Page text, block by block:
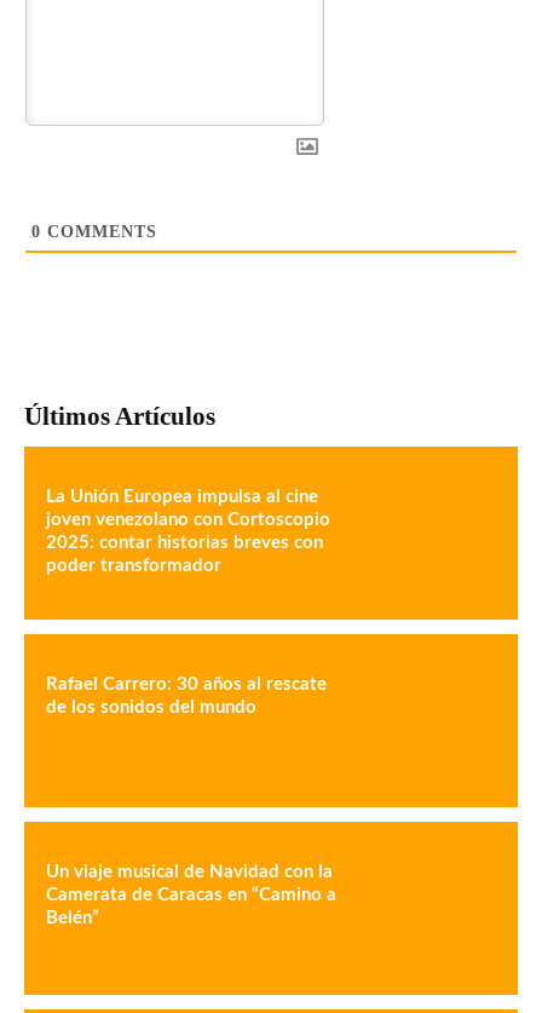
0 COMMENTS
Últimos Artículos
La Unión Europea impulsa al cine
joven venezolano con Cortoscopio
2025: contar historias breves con
poder transformador
Rafael Carrero: 30 años al rescate
de los sonidos del mundo
Un viaje musical de Navidad con la
Camerata de Caracas en “Camino a
Belén”